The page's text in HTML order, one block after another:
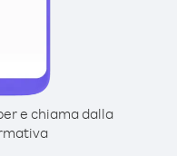
e chiama dalla